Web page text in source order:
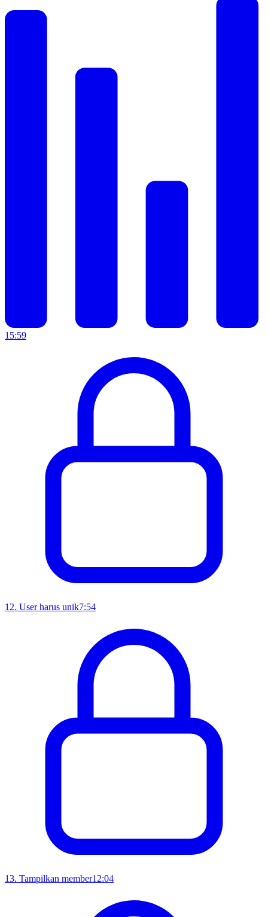
15:59
12. User harus unik7:54
13. Tampilkan member12:04